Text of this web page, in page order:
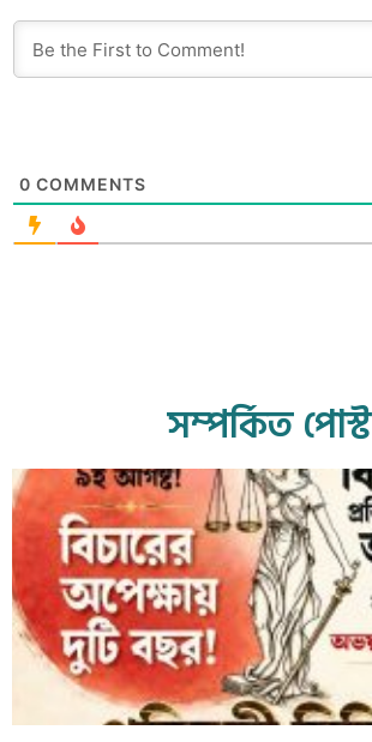
0 COMMENTS
সম্পর্কিত পোস্ট